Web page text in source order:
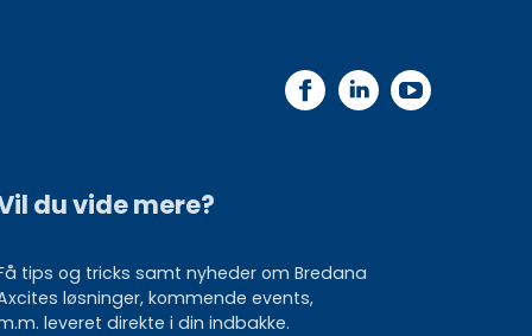
du vide mere?
tips og tricks samt nyheder om Bredana
løsninger, kommende events,
leveret direkte i din indbakke.